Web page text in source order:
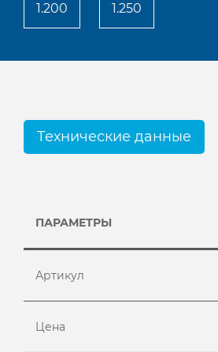
1.200 1.250
Технические данные
ПАРАМЕТРЫ
Артикул
Цена